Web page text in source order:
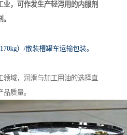
业，可作发生产轻泻用的内服剂
）/散装槽罐车运输包装。
领域，润滑与加工用油的选择直
质量。